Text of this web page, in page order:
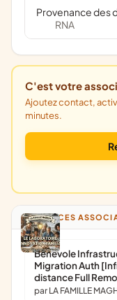
Provenance des
RNA
C'est votre
Ajoutez contact, activités, photos et annonces. Gratuit, en 5
minutes.
ANNONCES
Bénévole
Migration Auth
distance Full
par LA FAMILLE